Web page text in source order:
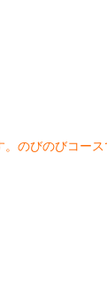
のびのびコー